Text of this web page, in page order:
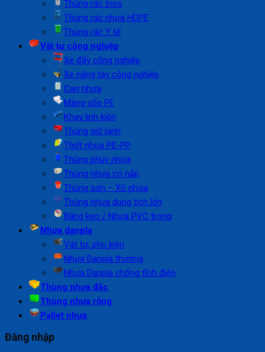
Thùng rác Inox
Thùng rác nhựa HDPE
Thùng rác Y tế
Vật tư công nghiệp
Xe đẩy công nghiệp
Xe nâng tay công nghiệp
Can nhựa
Màng xốp PE
Khay linh kiện
Thùng giữ lạnh
Thớt nhựa PE-PP
Thùng phuy nhựa
Thùng nhựa có nắp
Thùng sơn – Xô nhựa
Thùng nhựa dung tích lớn
Băng keo / Nhựa PVC trong
Nhựa danpla
Vật tư, phụ kiện
Nhựa Danpla thường
Nhựa Danpla chống tĩnh điện
Thùng nhựa đặc
Thùng nhựa rỗng
Pallet nhựa
Đăng nhập